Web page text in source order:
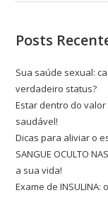
Posts
Sua saúde sexual:
verdadeiro status?
Estar dentro do
saudável!
Dicas para aliviar o
SANGUE OCULTO
a sua vida!
Exame de